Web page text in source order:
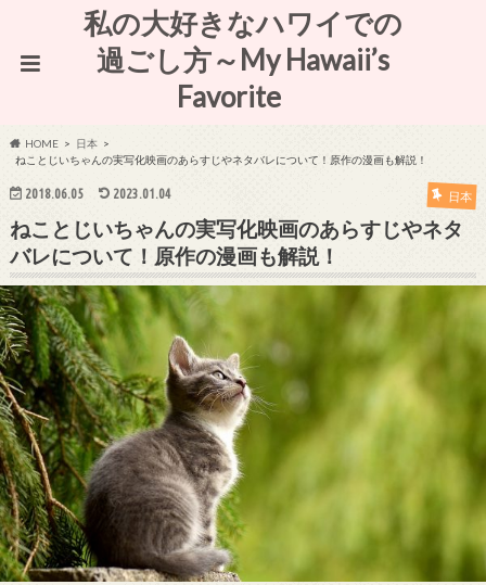
私の大好きなハワイでの
過ごし方～My Hawaii’s
Favorite
HOME
日本
ねことじいちゃんの実写化映画のあらすじやネタバレについて！原作の漫画も解説！
2018.06.05 2023.01.04 日本
ねことじいちゃんの実写化映画のあらすじやネタ
バレについて！原作の漫画も解説！